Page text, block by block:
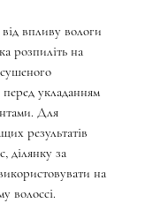
впливу вологи
розпиліть на
укладанням
Для
результатів
ділянку за
на
волоссі.